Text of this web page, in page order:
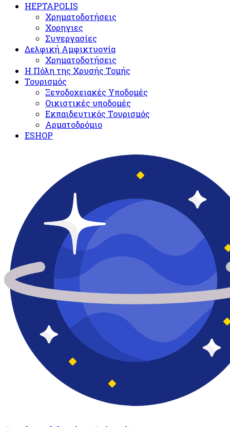
HEPTAPOLIS
Χρηματοδοτήσεις
Χορηγιες
Συνεργασίες
Δελφική Αμφικτυονία
Χρηματοδοτήσεις
Η Πόλη της Χρυσής Τομής
Τουρισμός
Ξενοδοχειακές Υποδομές​
Oικιστικές υποδομές
Εκπαιδευτικός Τουρισμός
Αρματοδρόμιο
ESHOP